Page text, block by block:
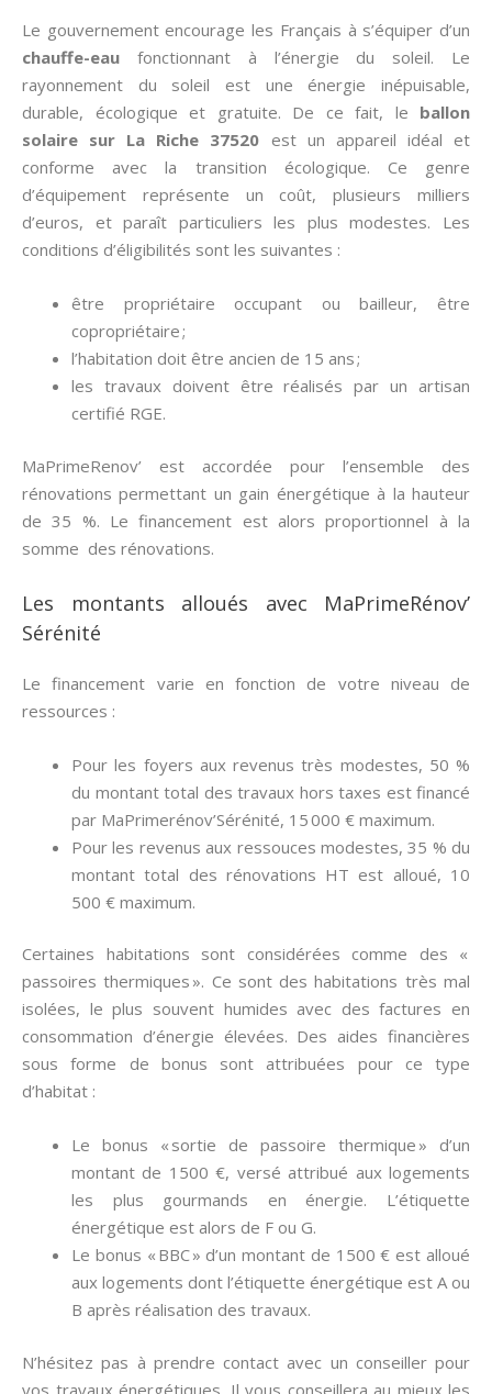
Le gouvernement encourage les Français à s’équiper d’un
chauffe-eau fonctionnant à l’énergie du soleil. Le
rayonnement du soleil est une énergie inépuisable,
durable, écologique et gratuite. De ce fait, le ballon
solaire sur La Riche 37520 est un appareil idéal et
conforme avec la transition écologique. Ce genre
d’équipement représente un coût, plusieurs milliers
d’euros, et paraît particuliers les plus modestes. Les
conditions d’éligibilités sont les suivantes :
être propriétaire occupant ou bailleur, être
copropriétaire ;
l’habitation doit être ancien de 15 ans ;
les travaux doivent être réalisés par un artisan
certifié RGE.
MaPrimeRenov’ est accordée pour l’ensemble des
rénovations permettant un gain énergétique à la hauteur
de 35 %. Le financement est alors proportionnel à la
somme des rénovations.
Les montants alloués avec MaPrimeRénov’
Sérénité
Le financement varie en fonction de votre niveau de
ressources :
Pour les foyers aux revenus très modestes, 50 %
du montant total des travaux hors taxes est financé
par MaPrimerénov’Sérénité, 15 000 € maximum.
Pour les revenus aux ressouces modestes, 35 % du
montant total des rénovations HT est alloué, 10
500 € maximum.
Certaines habitations sont considérées comme des «
passoires thermiques ». Ce sont des habitations très mal
isolées, le plus souvent humides avec des factures en
consommation d’énergie élevées. Des aides financières
sous forme de bonus sont attribuées pour ce type
d’habitat :
Le bonus « sortie de passoire thermique » d’un
montant de 1500 €, versé attribué aux logements
les plus gourmands en énergie. L’étiquette
énergétique est alors de F ou G.
Le bonus « BBC » d’un montant de 1500 € est alloué
aux logements dont l’étiquette énergétique est A ou
B après réalisation des travaux.
N’hésitez pas à prendre contact avec un conseiller pour
vos travaux énergétiques. Il vous conseillera au mieux les